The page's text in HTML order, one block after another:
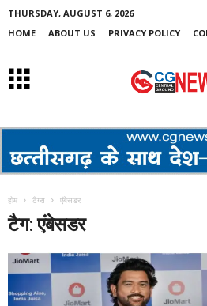
THURSDAY, AUGUST 6, 2026
HOME
ABOUT US PRIVACY POLICY
होम टैग्स एंबेसडर
टैग: एंबेसडर